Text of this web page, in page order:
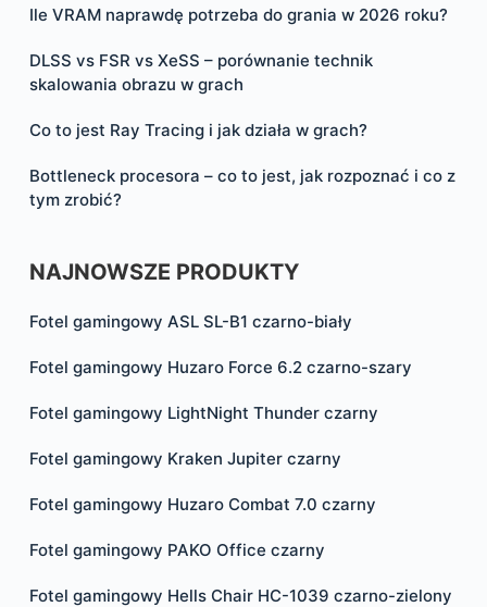
Ile VRAM naprawdę potrzeba do grania w 2026 roku?
DLSS vs FSR vs XeSS – porównanie technik
skalowania obrazu w grach
Co to jest Ray Tracing i jak działa w grach?
Bottleneck procesora – co to jest, jak rozpoznać i co z
tym zrobić?
NAJNOWSZE PRODUKTY
Fotel gamingowy ASL SL-B1 czarno-biały
Fotel gamingowy Huzaro Force 6.2 czarno-szary
Fotel gamingowy LightNight Thunder czarny
Fotel gamingowy Kraken Jupiter czarny
Fotel gamingowy Huzaro Combat 7.0 czarny
Fotel gamingowy PAKO Office czarny
Fotel gamingowy Hells Chair HC-1039 czarno-zielony